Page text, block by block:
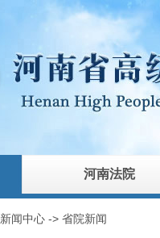
河南法院
新闻中心 ->省院新闻